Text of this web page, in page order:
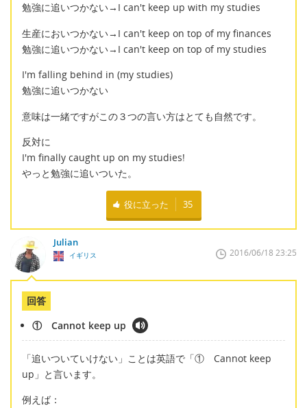
勉強に追いつかない→I can't keep up with my studies
生産においつかない→I can't keep on top of my finances
勉強に追いつかない→I can't keep on top of my studies
I'm falling behind in (my studies)
勉強に追いつかない
意味は一緒ですがこの３つの言い方はとても自然です。
反対に
I'm finally caught up on my studies!
やっと勉強に追いついた。
役に立った 35
Julian
イギリス 2016/06/18 23:25
回答
① Cannot keep up
「追いついていけない」ことは英語で「① Cannot keep
up」と言います。
例えば：